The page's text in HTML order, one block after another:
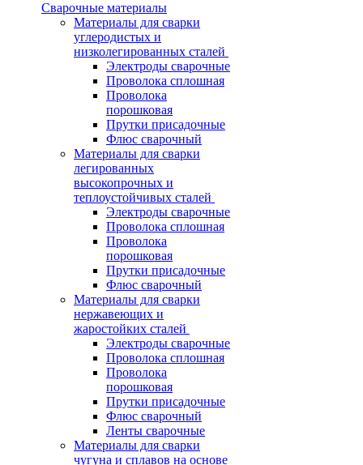
Сварочные материалы
Материалы для сварки
углеродистых и
низколегированных сталей
Электроды сварочные
Проволока сплошная
Проволока
порошковая
Прутки присадочные
Флюс сварочный
Материалы для сварки
легированных
высокопрочных и
теплоустойчивых сталей
Электроды сварочные
Проволока сплошная
Проволока
порошковая
Прутки присадочные
Флюс сварочный
Материалы для сварки
нержавеющих и
жаростойких сталей
Электроды сварочные
Проволока сплошная
Проволока
порошковая
Прутки присадочные
Флюс сварочный
Ленты сварочные
Материалы для сварки
чугуна и сплавов на основе